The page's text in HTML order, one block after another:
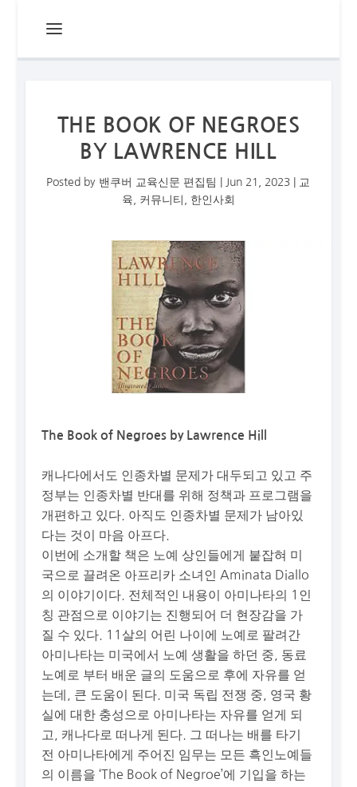
THE BOOK OF NEGROES
BY LAWRENCE HILL
Posted by 밴쿠버 교육신문 편집팀 Jun 21, 2023
교
육
커뮤니티 한인사회
The Book of Negroes by Lawrence Hill
캐나다에서도 인종차별 문제가 대두되고 있고 주
정부는 인종차별 반대를 위해 정책과 프로그램을
개편하고 있다. 아직도 인종차별 문제가 남아있
다는 것이 마음 아프다.
이번에 소개할 책은 노예 상인들에게 붙잡혀 미
국으로 끌려온 아프리카 소녀인 Aminata Diallo
의 이야기이다. 전체적인 내용이 아미나타의 1인
칭 관점으로 이야기는 진행되어 더 현장감을 가
질 수 있다. 11살의 어린 나이에 노예로 팔려간
아미나타는 미국에서 노예 생활을 하던 중, 동료
노예로 부터 배운 글의 도움으로 후에 자유를 얻
는데, 큰 도움이 된다. 미국 독립 전쟁 중, 영국 황
실에 대한 충성으로 아미나타는 자유를 얻게 되
고, 캐나다로 떠나게 된다. 그 떠나는 배를 타기
전 아미나타에게 주어진 임무는 모든 흑인노예들
의 이름을 ‘The Book of Negroe’에 기입을 하는